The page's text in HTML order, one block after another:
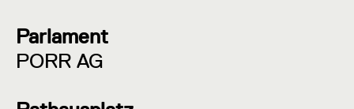
Parlament
PORR AG